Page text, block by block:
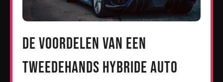
De Voordelen van een
Tweedehands Hybride Auto